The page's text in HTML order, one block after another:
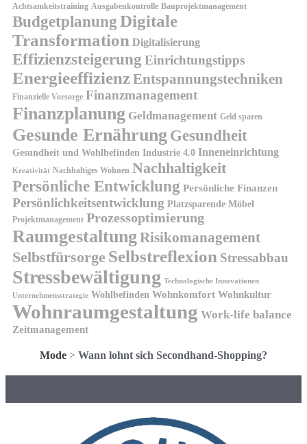
Achtsamkeitstraining Ausgabenkontrolle Bauprojektmanagement
BudgetplanungDigitale
Transformation Digitalisierung
Effizienzsteigerung Einrichtungstipps
EnergieeffizienzEntspannungstechniken
Finanzielle Vorsorge Finanzmanagement
Finanzplanung Geldmanagement Geld sparen
Gesunde Ernährung Gesundheit
Gesundheit und Wohlbefinden Industrie 4.0 Inneneinrichtung
Kreativität Nachhaltiges Wohnen Nachhaltigkeit
Persönliche Entwicklung Persönliche Finanzen
Persönlichkeitsentwicklung Platzsparende Möbel
Projektmanagement Prozessoptimierung
Raumgestaltung Risikomanagement
Selbstfürsorge Selbstreflexion Stressabbau
Stressbewältigung Technologische Innovationen
Unternehmensstrategie Wohlbefinden Wohnkomfort Wohnkultur
Wohnraumgestaltung Work-life balance
Zeitmanagement
Mode > Wann lohnt sich Secondhand-Shopping?